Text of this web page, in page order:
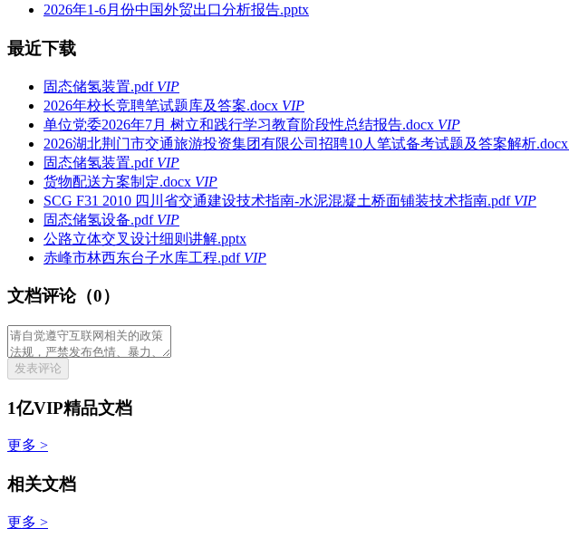
2026年1-6月份中国外贸出口分析报告.pptx
最近下载
固态储氢装置.pdf VIP
2026年校长竞聘笔试题库及答案.docx VIP
单位党委2026年7月 树立和践行学习教育阶段性总结报告.docx VIP
2026湖北荆门市交通旅游投资集团有限公司招聘10人笔试备考试题及答案解析.docx
固态储氢装置.pdf VIP
货物配送方案制定.docx VIP
SCG F31 2010 四川省交通建设技术指南-水泥混凝土桥面铺装技术指南.pdf VIP
固态储氢设备.pdf VIP
公路立体交叉设计细则讲解.pptx
赤峰市林西东台子水库工程.pdf VIP
文档评论（0）
发表评论
1亿VIP精品文档
更多 >
相关文档
更多 >